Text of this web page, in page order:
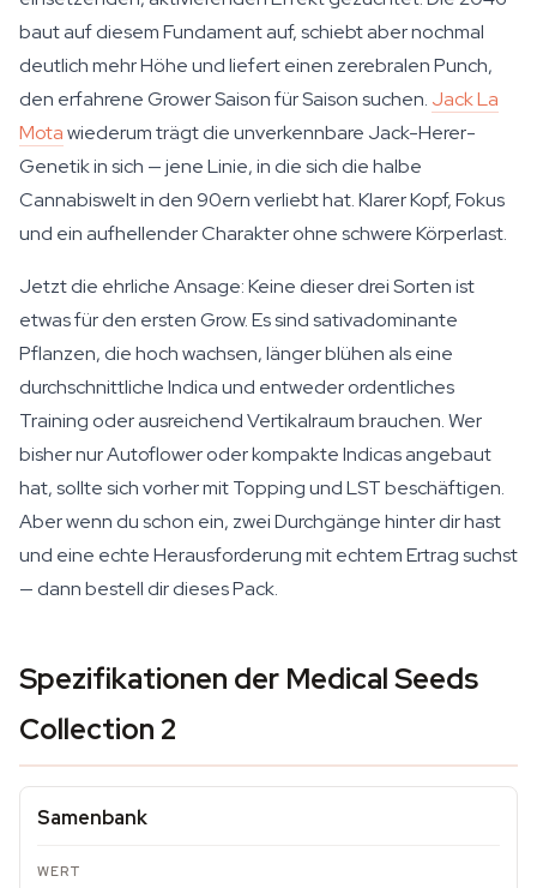
baut auf diesem Fundament auf, schiebt aber nochmal
deutlich mehr Höhe und liefert einen zerebralen Punch,
den erfahrene Grower Saison für Saison suchen. Jack La
Motawiederum trägt die unverkennbare Jack-Herer-
Genetik in sich — jene Linie, in die sich die halbe
Cannabiswelt in den 90ern verliebt hat. Klarer Kopf, Fokus
und ein aufhellender Charakter ohne schwere Körperlast.
Jetzt die ehrliche Ansage: Keine dieser drei Sorten ist
etwas für den ersten Grow. Es sind sativadominante
Pflanzen, die hoch wachsen, länger blühen als eine
durchschnittliche Indica und entweder ordentliches
Training oder ausreichend Vertikalraum brauchen. Wer
bisher nur Autoflower oder kompakte Indicas angebaut
hat, sollte sich vorher mit Topping und LST beschäftigen.
Aber wenn du schon ein, zwei Durchgänge hinter dir hast
und eine echte Herausforderung mit echtem Ertrag suchst
— dann bestell dir dieses Pack.
Spezifikationen der Medical Seeds
Collection 2
Samenbank